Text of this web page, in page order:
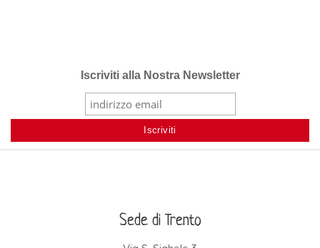
Iscriviti alla Nostra Newsletter
Sede di Trento